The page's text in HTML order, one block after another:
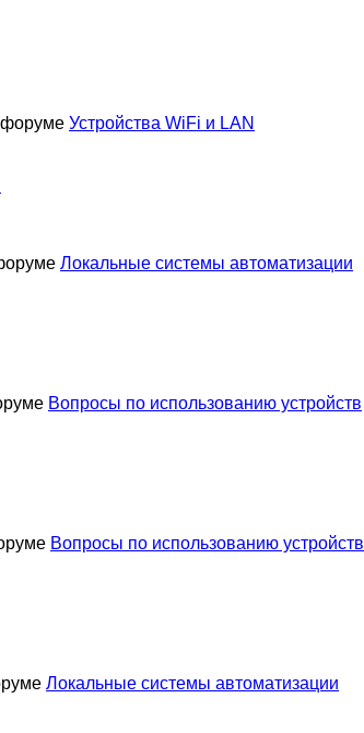
Устройства WiFi и LAN
Локальные системы автоматизации
Вопросы по использованию устройств
Вопросы по использованию устройств
Локальные системы автоматизации